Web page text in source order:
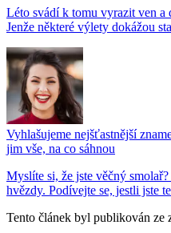
Léto svádí k tomu vyrazit ven a
Jenže některé výlety dokážou
Vyhlašujeme nejšťastnější
jim vše, na co sáhnou
Myslíte si, že jste věčný
hvězdy. Podívejte se, jestli jste
Tento článek byl publikován ze